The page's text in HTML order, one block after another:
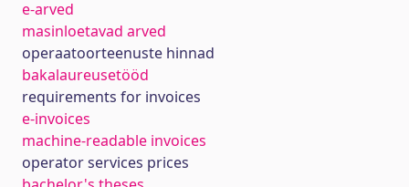
e-arved
masinloetavad arved
operaatoorteenuste hinnad
bakalaureusetööd
requirements for invoices
e-invoices
machine-readable invoices
operator services prices